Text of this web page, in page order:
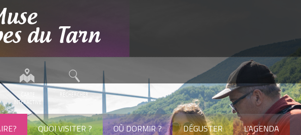
INTERACTIVE
RECHERCHER
QUOI VISITER ? OÙ DORMIR ? DÉGUSTER L'AGENDA